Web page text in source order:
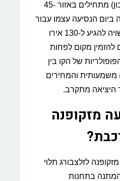
"Sparschiene" (חיסכון) מתחילים באזור 45-
ביום הנסיעה עצמו עבור
קרונות סטנדרטיים עשויה להגיע ל-130 אירו
להזמין מקום לפחות
של הקו בין
משמעותית והמחירים
היציאה מתקרב.
מזקופנה
לזלצבורג תלוי
בתחנות